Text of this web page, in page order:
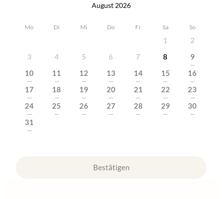
August 2026
Mo Di Mi Do Fr Sa So
1
2
3
4 5 6 7 8 9
---
10
---
11
---
12
---
13
---
14
---
15
---
16
---
17
---
18
---
19
---
20
---
21
---
22
---
23
---
24
---
25
---
26
---
27
---
28
---
29
---
30
---
31
---
Bestätigen